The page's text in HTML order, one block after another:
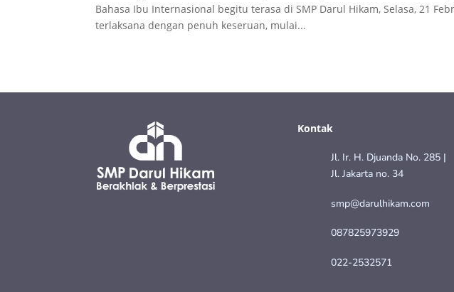
Bahasa Ibu Internasional begitu terasa di SMP Darul Hikam, Selasa, 21
terlaksana dengan penuh keseruan, mulai...
Kontak
Jl. Ir. H. Djuanda No. 285 |
Jl. Jakarta no. 34
smp@darulhikam.com
087825973929
022-2532571